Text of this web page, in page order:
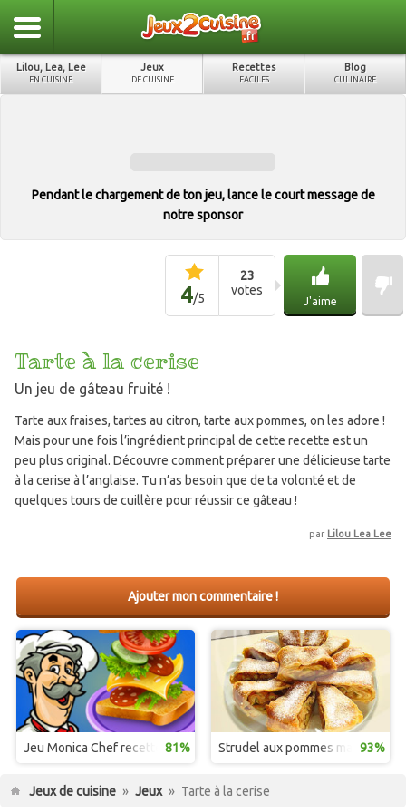
Lilou, Lea, Lee
EN CUISINE
Jeux
DE CUISINE
Recettes
FACILES
Blog
CULINAIRE
Pendant le chargement de ton jeu, lance le court message de
notre sponsor
4/5
23
votes
J'aime
Tarte à la cerise
Un jeu de gâteau fruité !
Tarte aux fraises, tartes au citron, tarte aux pommes, on les adore !
Mais pour une fois l’ingrédient principal de cette recette est un
peu plus original. Découvre comment préparer une délicieuse tarte
à la cerise à l’anglaise. Tu n’as besoin que de ta volonté et de
quelques tours de cuillère pour réussir ce gâteau !
par Lilou Lea Lee
Ajouter mon commentaire !
Jeu Monica Chef recette sandwich
81% Strudel aux pommes maison
93%
Jeux de cuisine » Jeux » Tarte à la cerise